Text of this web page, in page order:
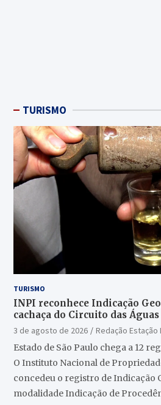
TURISMO
TURISMO
INPI reconhece Indicação
cachaça do Circuito das
3 de agosto de 2026
Redação Estação
Estado de São Paulo chega a 12
O Instituto Nacional de
concedeu o registro de Indicação
modalidade Indicação de